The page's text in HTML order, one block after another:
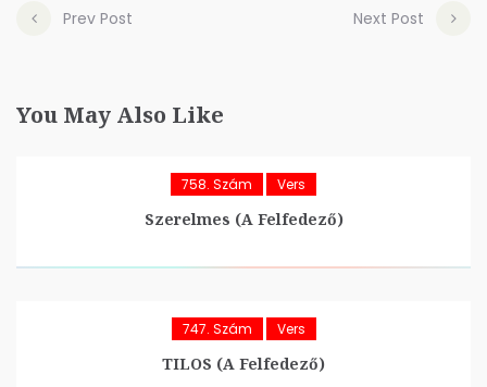
Prev Post Next Post
You May Also Like
758. Szám Vers
Szerelmes (A Felfedező)
747. Szám Vers
TILOS (A Felfedező)